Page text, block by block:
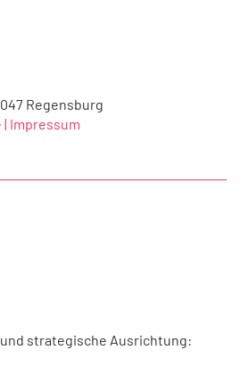
Regensburg
| Impressum
strategische Ausrichtung: